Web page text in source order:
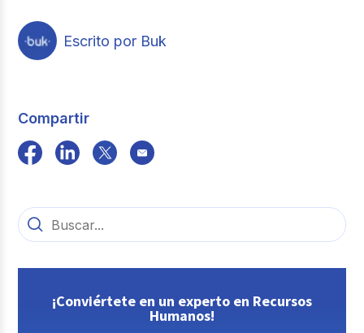
Escrito por Buk
Compartir
¡Conviértete en un experto en Recursos
Humanos!